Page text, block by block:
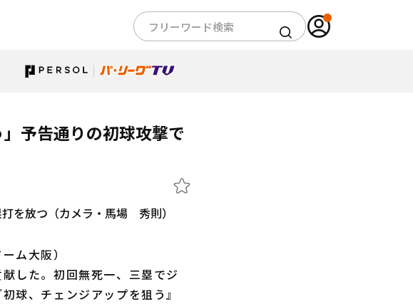
予告通りの初球攻撃で
ム大阪）
した。初回無死一、三塁でジ
球、チェンジアップを狙う』